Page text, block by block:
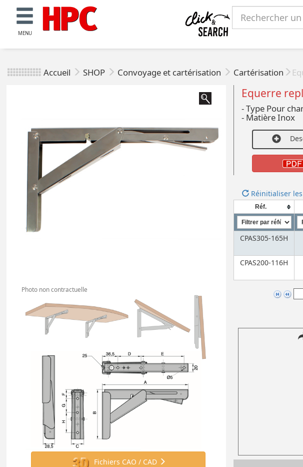
MENU
Accueil SHOP Convoyage et cartérisation Cartérisation
Photo non contractuelle
Fichiers CAO / CAD
Equerre
- Type Pour
- Matière Inox
Réinitialiser
Réf.
CPAS305-165H
CPAS200-116H